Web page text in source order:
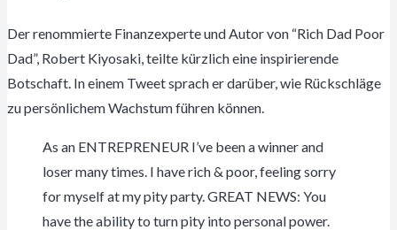
Der renommierte Finanzexperte und Autor von “Rich Dad Poor
Dad”, Robert Kiyosaki, teilte kürzlich eine inspirierende
Botschaft. In einem Tweet sprach er darüber, wie Rückschläge
zu persönlichem Wachstum führen können.
As an ENTREPRENEUR I’ve been a winner and
loser many times. I have rich & poor, feeling sorry
for myself at my pity party. GREAT NEWS: You
have the ability to turn pity into personal power.